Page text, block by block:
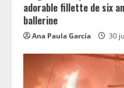
adorable fillette de six
ballerine
Ana Paula García 30